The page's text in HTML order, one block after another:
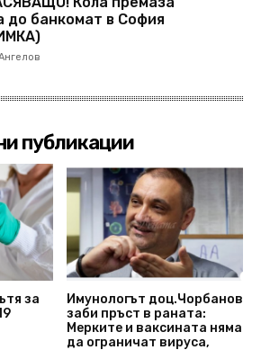
до банкомат в София
публикации
за
Имунологът доц.Чорбанов
заби пръст в раната:
Мерките и ваксината няма
да ограничат вируса,